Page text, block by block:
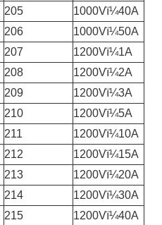
205
1000Vï¼40A
206
1000Vï¼50A
207
1200Vï¼1A
208
1200Vï¼2A
209
1200Vï¼3A
210
1200Vï¼5A
211
1200Vï¼10A
212
1200Vï¼15A
213
1200Vï¼20A
214
1200Vï¼30A
215
1200Vï¼40A